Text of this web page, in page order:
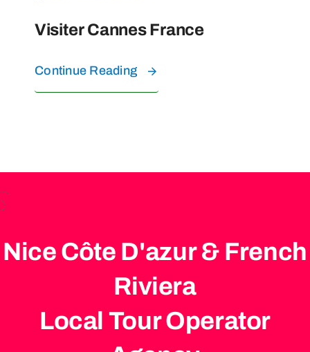
Visiter Cannes France
Continue Reading
Nice Côte D'azur & French
Riviera
Local Tour Operator